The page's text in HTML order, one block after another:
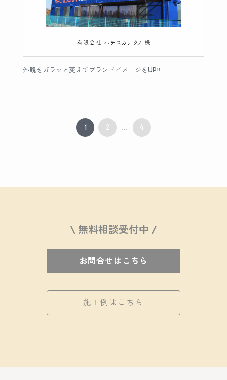
外観をガラッと変えてブランドイメージをUP‼︎
1 2 ... 4
\ 無料相談受付中 /
お問合せはこちら
施工例はこちら